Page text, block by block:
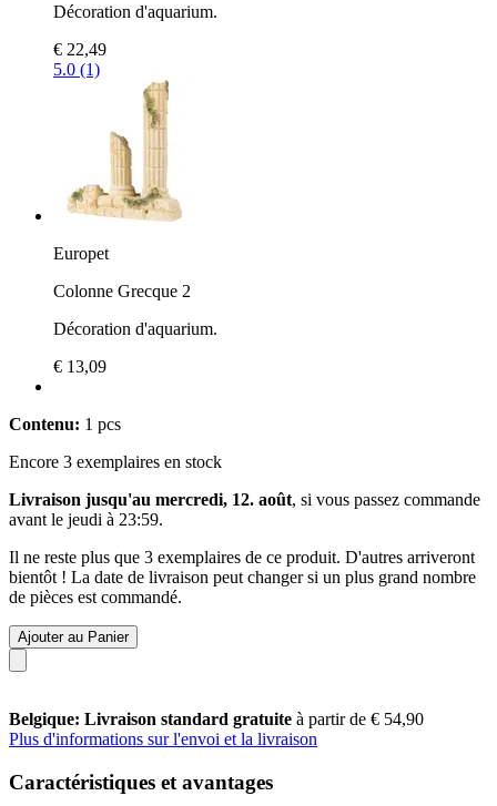
Décoration d'aquarium.
€ 22,49
5.0 (1)
Europet
Colonne Grecque 2
Décoration d'aquarium.
€ 13,09
Contenu: 1 pcs
Encore 3 exemplaires en stock
Livraison jusqu'au mercredi, 12. août, si vous passez commande
avant le jeudi à 23:59.
Il ne reste plus que 3 exemplaires de ce produit. D'autres arriveront
bientôt ! La date de livraison peut changer si un plus grand nombre
de pièces est commandé.
Ajouter au Panier
Belgique: Livraison standard gratuite à partir de € 54,90
Plus d'informations sur l'envoi et la livraison
Caractéristiques et avantages